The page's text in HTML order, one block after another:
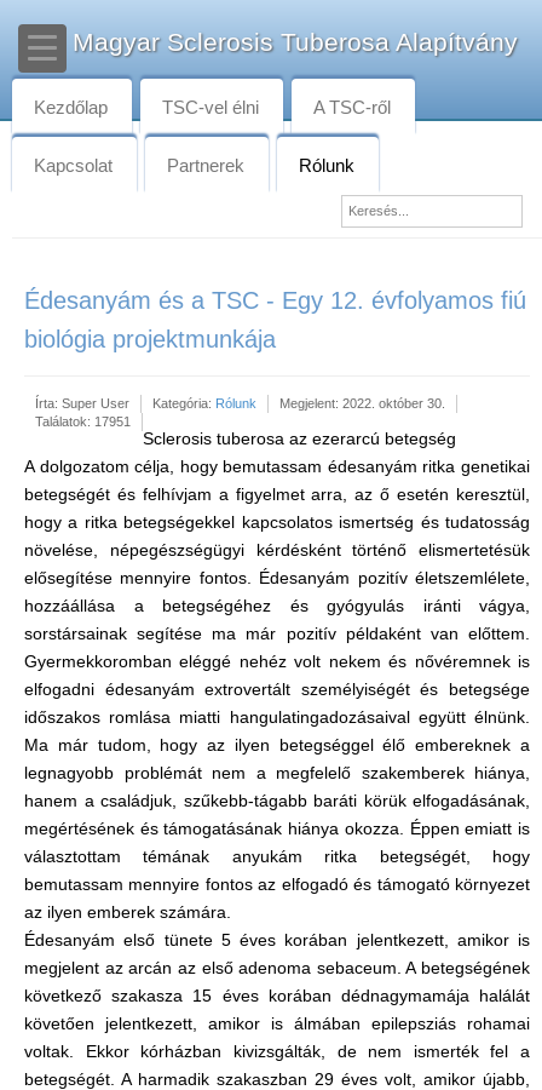
Magyar Sclerosis Tuberosa Alapítvány
Kezdőlap TSC-vel élni A TSC-ről
Kapcsolat Partnerek Rólunk
Édesanyám és a TSC - Egy 12. évfolyamos fiú
biológia projektmunkája
Írta: Super User Kategória: Rólunk
Megjelent: 2022. október 30.
Találatok: 17951
Sclerosis tuberosa az ezerarcú betegség
A dolgozatom célja, hogy bemutassam édesanyám ritka genetikai
betegségét és felhívjam a figyelmet arra, az ő esetén keresztül,
hogy a ritka betegségekkel kapcsolatos ismertség és tudatosság
növelése, népegészségügyi kérdésként történő elismertetésük
elősegítése mennyire fontos. Édesanyám pozitív életszemlélete,
hozzáállása a betegségéhez és gyógyulás iránti vágya,
sorstársainak segítése ma már pozitív példaként van előttem.
Gyermekkoromban eléggé nehéz volt nekem és nővéremnek is
elfogadni édesanyám extrovertált személyiségét és betegsége
időszakos romlása miatti hangulatingadozásaival együtt élnünk.
Ma már tudom, hogy az ilyen betegséggel élő embereknek a
legnagyobb problémát nem a megfelelő szakemberek hiánya,
hanem a családjuk, szűkebb-tágabb baráti körük elfogadásának,
megértésének és támogatásának hiánya okozza. Éppen emiatt is
választottam témának anyukám ritka betegségét, hogy
bemutassam mennyire fontos az elfogadó és támogató környezet
az ilyen emberek számára.
Édesanyám első tünete 5 éves korában jelentkezett, amikor is
megjelent az arcán az első adenoma sebaceum. A betegségének
következő szakasza 15 éves korában dédnagymamája halálát
követően jelentkezett, amikor is álmában epilepsziás rohamai
voltak. Ekkor kórházban kivizsgálták, de nem ismerték fel a
betegségét. A harmadik szakaszban 29 éves volt, amikor újabb,